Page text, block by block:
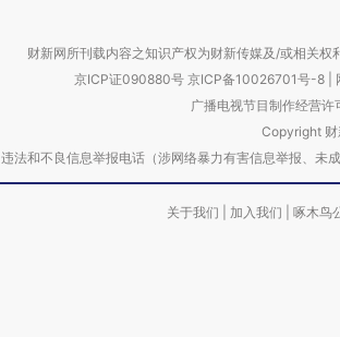
财新网所刊载内容之知识产权为财新传媒及/或相关权
京ICP证090880号 京ICP备10026701号-8
广播电视节目制作经营
Copyright 财
违法和不良信息举报电话（涉网络暴力有害信息举报、
关于我们 加入我们 啄木鸟